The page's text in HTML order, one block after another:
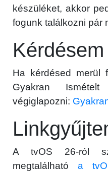
készüléket, akkor
fogunk találkozni pár
Ha kérdésed merül
Gyakran
végiglapozni:
A tvOS 26-ról
megtalálható a